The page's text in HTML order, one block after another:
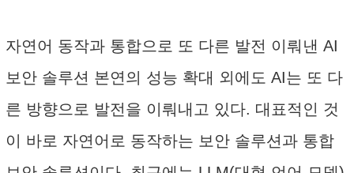
자연어 동작과 통합으로 또 다른 발전 이뤄낸 AI
보안 솔루션 본연의 성능 확대 외에도 AI는 또 다
른 방향으로 발전을 이뤄내고 있다. 대표적인 것
이 바로 자연어로 동작하는 보안 솔루션과 통합